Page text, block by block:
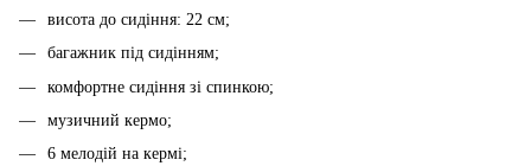
висота до сидіння: 22 см;
багажник під сидінням;
комфортне сидіння зі спинкою;
музичний кермо;
6 мелодій на кермі;